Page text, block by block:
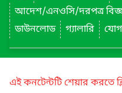
আদেশ/এনওসি/দরপত্র
ডাউনলোড
গ্যালারি
এই কনটেন্টটি শেয়ার করতে